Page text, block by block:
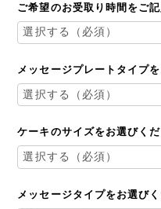
ご希望のお受取り時間をご記
メッセージプレートタイプ
ケーキのサイズをお選びく
メッセージタイプをお選び